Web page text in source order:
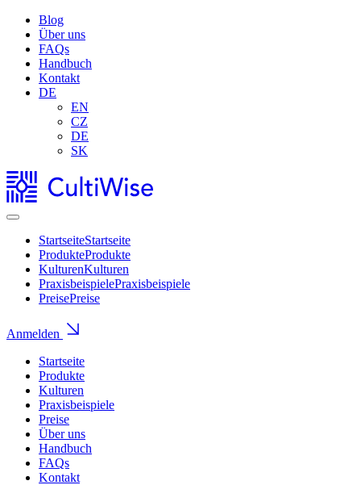
Blog
Über uns
FAQs
Handbuch
Kontakt
DE
EN
CZ
DE
SK
StartseiteStartseite
ProdukteProdukte
KulturenKulturen
PraxisbeispielePraxisbeispiele
PreisePreise
Anmelden
Startseite
Produkte
Kulturen
Praxisbeispiele
Preise
Über uns
Handbuch
FAQs
Kontakt